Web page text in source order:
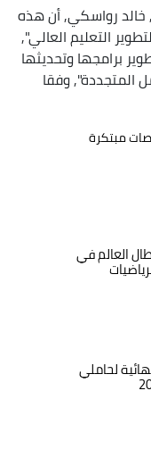
أكد مدير جامعة الجزائر3, خالد رواسكي, أن هذه
التعليم العالي",
برامجها وتحديثها
وفقا
مبتكرة
العالم في
لحاملي